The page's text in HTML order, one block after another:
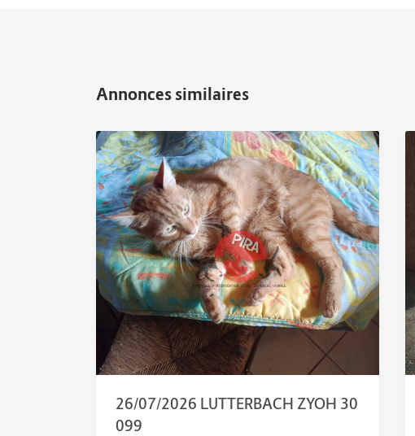
26/07/2026 LUTTERBACH ZYOH 30
099